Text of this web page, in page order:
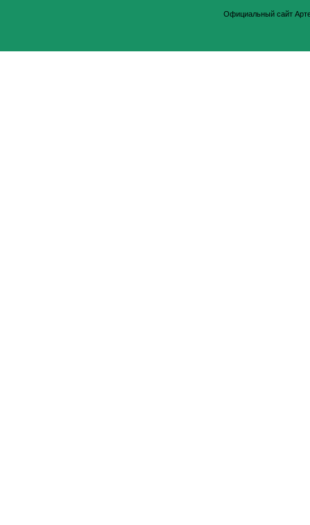
Официальный сайт